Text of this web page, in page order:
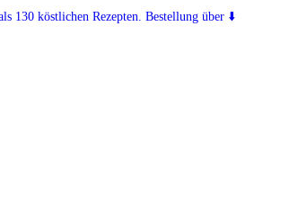
130 köstlichen Rezepten. Bestellung über ⬇️